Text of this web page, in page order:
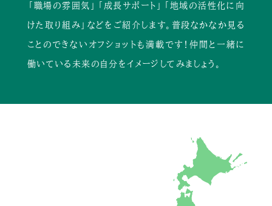
「職場の雰囲気」「成長サポート」「地域の活性化に向
けた取り組み」などをご紹介します。普段なかなか見る
ことのできないオフショットも満載です！仲間と一緒に
働いている未来の自分をイメージしてみましょう。